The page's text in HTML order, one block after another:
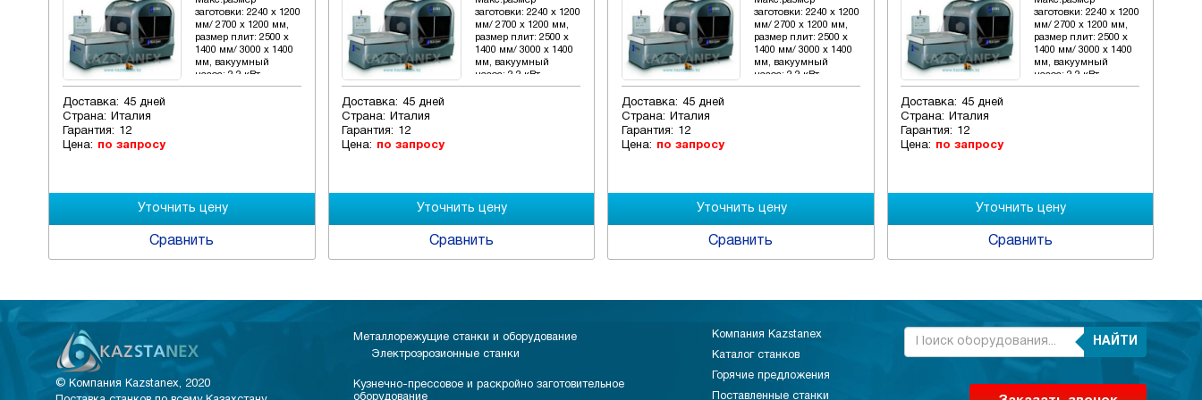
заготовки: 2240 x 1200
мм/ 2700 x 1200 мм,
размер плит: 2500 x
1400 мм/ 3000 x 1400
мм, вакуумный
насос: 2.2 кВт
Доставка: 45 дней
Страна:
Италия
Гарантия: 12
Цена: по запросу
Сравнить
заготовки: 2240 x 1200
мм/ 2700 x 1200 мм,
размер плит: 2500 x
1400 мм/ 3000 x 1400
мм, вакуумный
насос: 2.2 кВт
Доставка: 45 дней
Страна:
Италия
Гарантия: 12
Цена: по запросу
Сравнить
заготовки: 2240 x 1200
мм/ 2700 x 1200 мм,
размер плит: 2500 x
1400 мм/ 3000 x 1400
мм, вакуумный
насос: 2.2 кВт
Доставка: 45 дней
Страна:
Италия
Гарантия: 12
Цена: по запросу
Сравнить
заготовки: 2240 x 1200
мм/ 2700 x 1200 мм,
размер плит: 2500 x
1400 мм/ 3000 x 1400
мм, вакуумный
насос: 2.2 кВт
Доставка: 45 дней
Страна:
Италия
Гарантия: 12
Цена: по запросу
Сравнить
© Компания Kazstanex, 2020
Металлорежущие станки и оборудование
Электроэрозионные станки
Кузнечно-прессовое и раскройно заготовительное
оборудование
Компания Kazstanex
Каталог станков
Горячие предложения
Поставленные станки
НАЙТИ